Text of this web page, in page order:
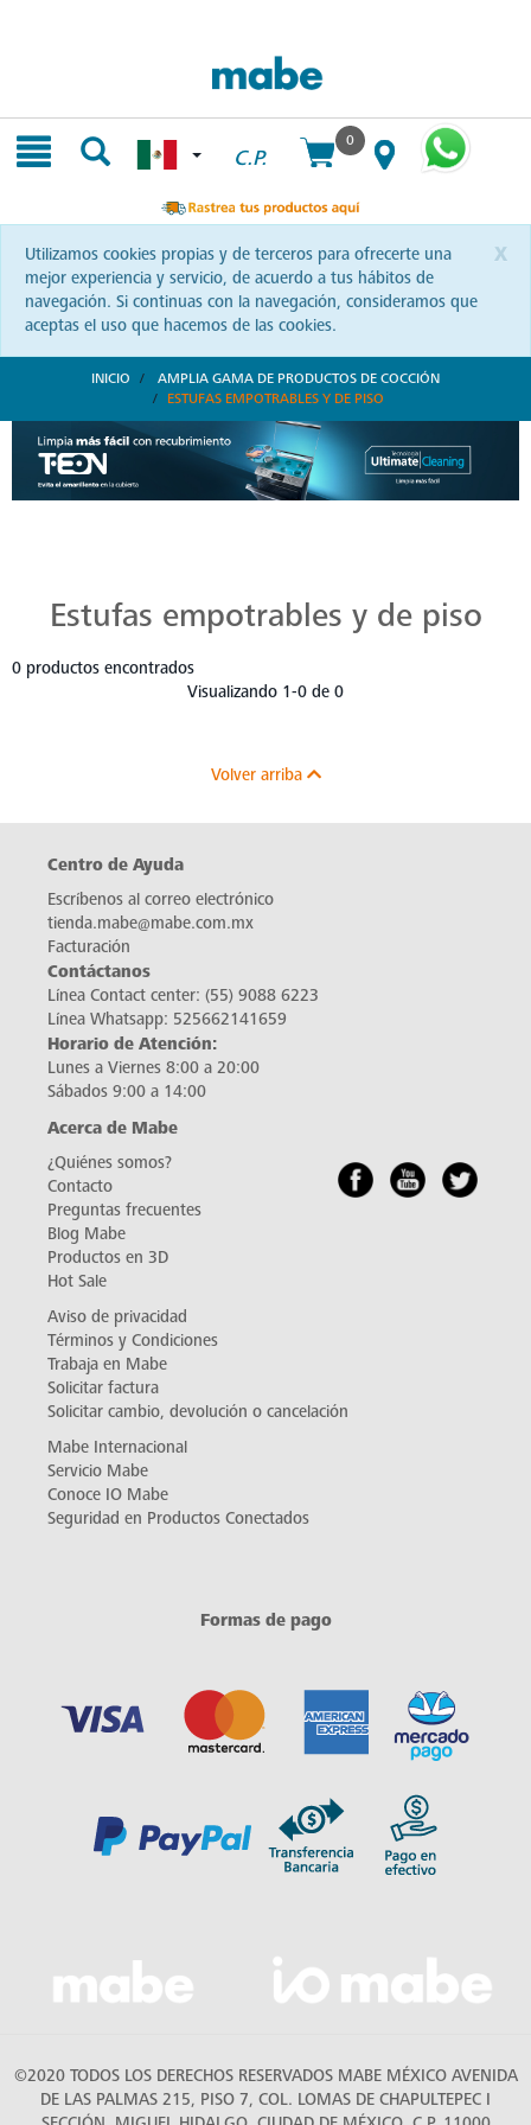
C.P.
0
x
Utilizamos cookies propias y de terceros para ofrecerte una
mejor experiencia y servicio, de acuerdo a tus hábitos de
navegación. Si continuas con la navegación, consideramos que
aceptas el uso que hacemos de las cookies.
INICIO
AMPLIA GAMA DE PRODUCTOS DE COCCIÓN
ESTUFAS EMPOTRABLES Y DE PISO
Estufas empotrables y de piso
0 productos encontrados
Visualizando 1-0 de 0
Volver arriba
Centro de Ayuda
Escríbenos al correo electrónico
tienda.mabe@mabe.com.mx
Facturación
Contáctanos
Línea Contact center: (55) 9088 6223
Línea Whatsapp: 525662141659
Horario de Atención:
Lunes a Viernes 8:00 a 20:00
Sábados 9:00 a 14:00
Acerca de Mabe
¿Quiénes somos?
Contacto
Preguntas frecuentes
Blog Mabe
Productos en 3D
Hot Sale
Aviso de privacidad
Términos y Condiciones
Trabaja en Mabe
Solicitar factura
Solicitar cambio, devolución o cancelación
Mabe Internacional
Servicio Mabe
Conoce IO Mabe
Seguridad en Productos Conectados
Formas de pago
©2020 TODOS LOS DERECHOS RESERVADOS MABE MÉXICO AVENIDA
DE LAS PALMAS 215, PISO 7, COL. LOMAS DE CHAPULTEPEC I